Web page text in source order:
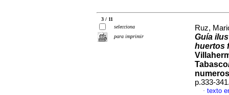
3 / 11
selecciona
para imprimir
Ruz,
Guía
huertos
p.333-
· texto